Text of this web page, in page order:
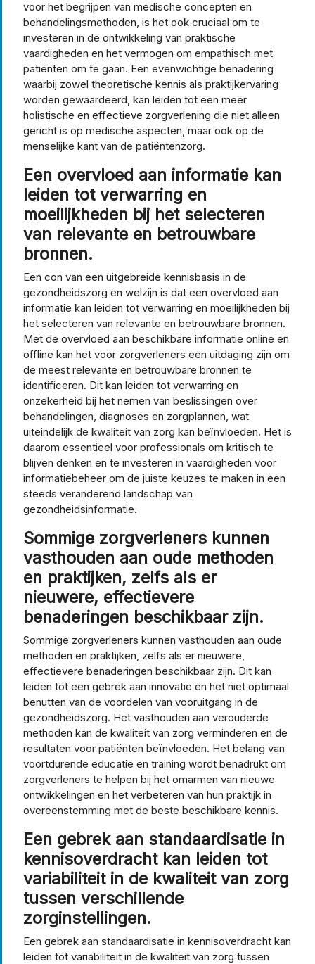
voor het begrijpen van medische concepten en
behandelingsmethoden, is het ook cruciaal om te
investeren in de ontwikkeling van praktische
vaardigheden en het vermogen om empathisch met
patiënten om te gaan. Een evenwichtige benadering
waarbij zowel theoretische kennis als praktijkervaring
worden gewaardeerd, kan leiden tot een meer
holistische en effectieve zorgverlening die niet alleen
gericht is op medische aspecten, maar ook op de
menselijke kant van de patiëntenzorg.
Een overvloed aan informatie kan
leiden tot verwarring en
moeilijkheden bij het selecteren
van relevante en betrouwbare
bronnen.
Een con van een uitgebreide kennisbasis in de
gezondheidszorg en welzijn is dat een overvloed aan
informatie kan leiden tot verwarring en moeilijkheden bij
het selecteren van relevante en betrouwbare bronnen.
Met de overvloed aan beschikbare informatie online en
offline kan het voor zorgverleners een uitdaging zijn om
de meest relevante en betrouwbare bronnen te
identificeren. Dit kan leiden tot verwarring en
onzekerheid bij het nemen van beslissingen over
behandelingen, diagnoses en zorgplannen, wat
uiteindelijk de kwaliteit van zorg kan beïnvloeden. Het is
daarom essentieel voor professionals om kritisch te
blijven denken en te investeren in vaardigheden voor
informatiebeheer om de juiste keuzes te maken in een
steeds veranderend landschap van
gezondheidsinformatie.
Sommige zorgverleners kunnen
vasthouden aan oude methoden
en praktijken, zelfs als er
nieuwere, effectievere
benaderingen beschikbaar zijn.
Sommige zorgverleners kunnen vasthouden aan oude
methoden en praktijken, zelfs als er nieuwere,
effectievere benaderingen beschikbaar zijn. Dit kan
leiden tot een gebrek aan innovatie en het niet optimaal
benutten van de voordelen van vooruitgang in de
gezondheidszorg. Het vasthouden aan verouderde
methoden kan de kwaliteit van zorg verminderen en de
resultaten voor patiënten beïnvloeden. Het belang van
voortdurende educatie en training wordt benadrukt om
zorgverleners te helpen bij het omarmen van nieuwe
ontwikkelingen en het verbeteren van hun praktijk in
overeenstemming met de beste beschikbare kennis.
Een gebrek aan standaardisatie in
kennisoverdracht kan leiden tot
variabiliteit in de kwaliteit van zorg
tussen verschillende
zorginstellingen.
Een gebrek aan standaardisatie in kennisoverdracht kan
leiden tot variabiliteit in de kwaliteit van zorg tussen